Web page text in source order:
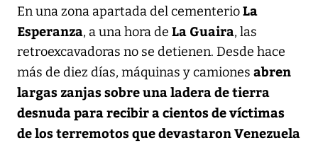
En una zona apartada del cementerioLa
Esperanza, a una hora de La Guaira, las
retroexcavadoras no se detienen. Desde hace
más de diez días, máquinas y camiones abren
largas zanjas sobre una ladera de tierra
desnuda para recibir a cientos de víctimas
de los terremotos que devastaron Venezuela